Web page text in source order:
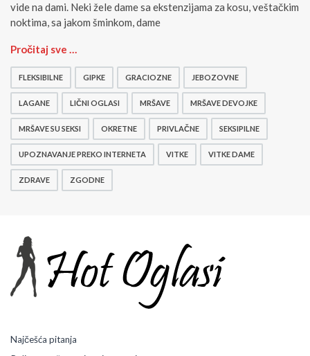
vide na dami. Neki žele dame sa ekstenzijama za kosu, veštačkim
noktima, sa jakom šminkom, dame
M
a
i
e
Pročitaj sve …
FLEKSIBILNE GIPKE GRACIOZNE JEBOZOVNE
LAGANE LIČNI OGLASI MRŠAVE MRŠAVE DEVOJKE
MRŠAVE SU SEKSI OKRETNE PRIVLAČNE SEKSIPILNE
UPOZNAVANJE PREKO INTERNETA VITKE VITKE DAME
ZDRAVE ZGODNE
Najčešća pitanja